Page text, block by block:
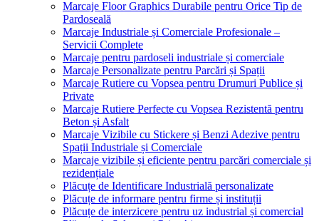
Marcaje Floor Graphics Durabile pentru Orice Tip de
Pardoseală
Marcaje Industriale și Comerciale Profesionale –
Servicii Complete
Marcaje pentru pardoseli industriale și comerciale
Marcaje Personalizate pentru Parcări și Spații
Marcaje Rutiere cu Vopsea pentru Drumuri Publice și
Private
Marcaje Rutiere Perfecte cu Vopsea Rezistentă pentru
Beton și Asfalt
Marcaje Vizibile cu Stickere și Benzi Adezive pentru
Spații Industriale și Comerciale
Marcaje vizibile și eficiente pentru parcări comerciale și
rezidențiale
Plăcuțe de Identificare Industrială personalizate
Plăcuțe de informare pentru firme și instituții
Plăcuțe de interzicere pentru uz industrial și comercial